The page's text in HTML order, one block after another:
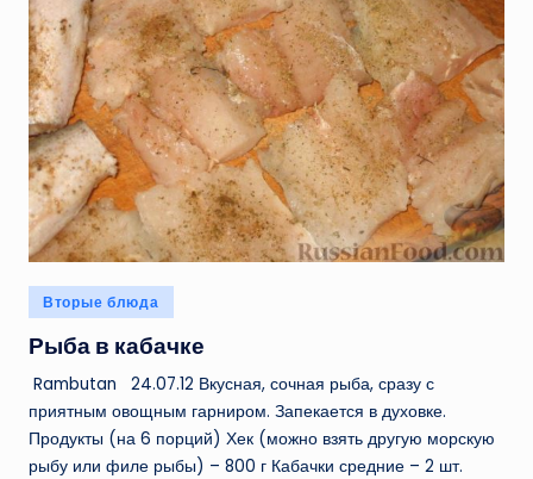
Опубликовано
в
Вторые блюда
Рыба в кабачке
Rambutan 24.07.12 Вкусная, сочная рыба, сразу с
приятным овощным гарниром. Запекается в духовке.
Продукты (на 6 порций) Хек (можно взять другую морскую
рыбу или филе рыбы) – 800 г Кабачки средние – 2 шт.